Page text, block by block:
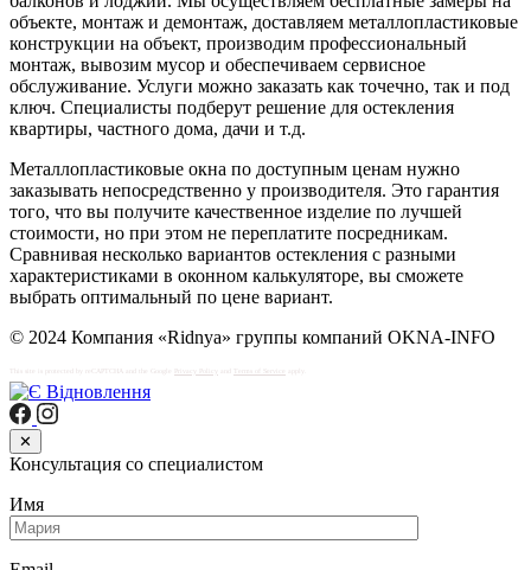
объекте, монтаж и демонтаж, доставляем металлопластиковые
конструкции на объект, производим профессиональный
монтаж, вывозим мусор и обеспечиваем сервисное
обслуживание. Услуги можно заказать как точечно, так и под
ключ. Специалисты подберут решение для остекления
квартиры, частного дома, дачи и т.д.
Металлопластиковые окна по доступным ценам нужно
заказывать непосредственно у производителя. Это гарантия
того, что вы получите качественное изделие по лучшей
стоимости, но при этом не переплатите посредникам.
Сравнивая несколько вариантов остекления с разными
характеристиками в оконном калькуляторе, вы сможете
выбрать оптимальный по цене вариант.
© 2024 Компания «Ridnya» группы компаний OKNA-INFO
Terms of Service
✕
Консультация со специалистом
Имя